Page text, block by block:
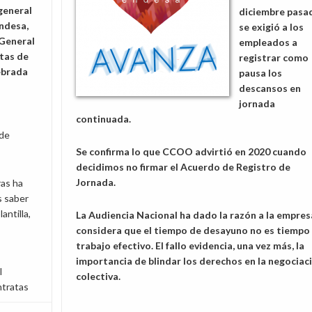
de
ha
saber
diciembre
se exigió a los
empleados a
registrar como
pausa los
descansos en
jornada
continuada.
Se confirma lo que CCOO advirtió en 2020 cuando
decidimos no firmar el Acuerdo de Registro de
Jornada.
La Audiencia Nacional ha dado la razón a la
considera que el tiempo de desayuno no es tiempo
trabajo efectivo. El fallo evidencia, una vez más, la
importancia de blindar los derechos en la
colectiva.